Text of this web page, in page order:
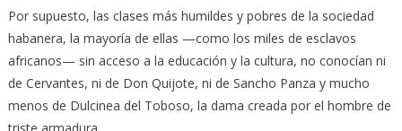
Por supuesto, las clases más humildes y pobres de la sociedad
habanera, la mayoría de ellas —como los miles de esclavos
africanos— sin acceso a la educación y la cultura, no conocían ni
de Cervantes, ni de Don Quijote, ni de Sancho Panza y mucho
menos de Dulcinea del Toboso, la dama creada por el hombre de